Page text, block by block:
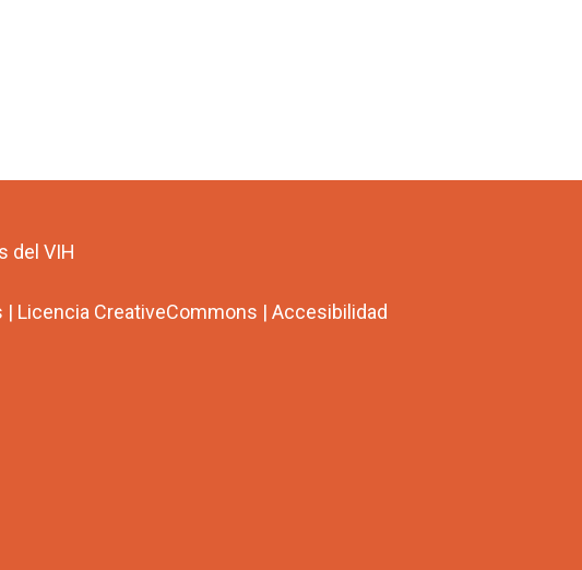
del VIH
| Licencia CreativeCommons | Accesibilidad